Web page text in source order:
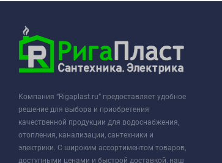
Компания “Rigaplast.ru” предоставляет удобное
решение для выбора и приобретения
качественной продукции для водоснабжения,
отопления, канализации, сантехники и
электрики. С широким ассортиментом товаров,
доступными ценами и быстрой доставкой, наш